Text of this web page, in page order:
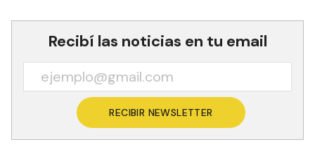
Recibí las noticias en tu email
RECIBIR NEWSLETTER